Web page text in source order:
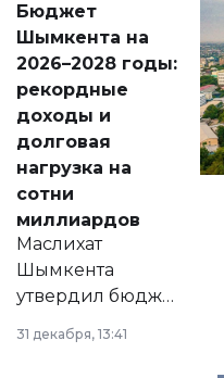
народу
Венесуэлы.
Бюджет
Шымкента на
2026–2028 годы:
рекордные
доходы и
долговая
нагрузка на
сотни
миллиардов
Маслихат
Шымкента
утвердил бюджет
города на 2026–
2028 годы.
31 декабря, 13:41